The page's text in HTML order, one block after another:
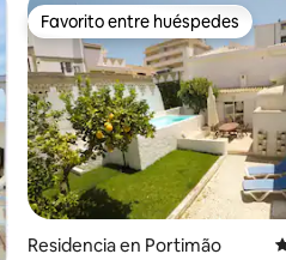
Favorito entre huéspedes
Favorito entre huéspedes
Residencia en Portimão